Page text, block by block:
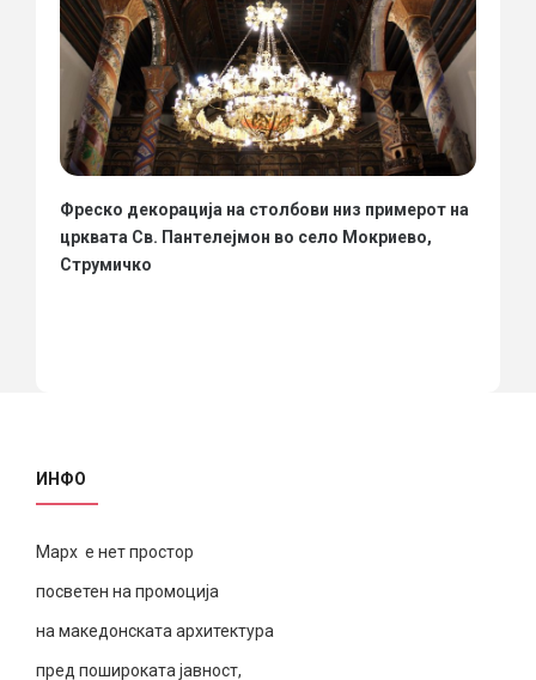
Фреско декорација на столбови низ примерот на
црквата Св. Пантелејмон во село Мокриево,
Струмичко
ИНФО
Марх е нет простор
посветен на промоција
на македонската архитектура
пред пошироката јавност,